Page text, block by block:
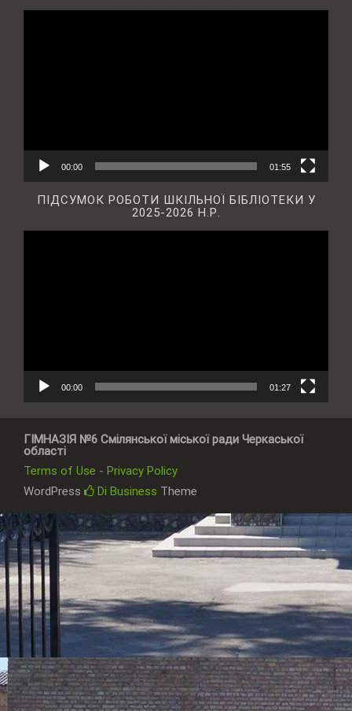
00:00 01:55
ПІДСУМОК РОБОТИ ШКІЛЬНОЇ БІБЛІОТЕКИ У
2025-2026 Н.Р.
00:00 01:27
ГІМНАЗІЯ №6 Смілянської міської ради Черкаської
області
Terms of Use - Privacy Policy
WordPress
Di Business Theme